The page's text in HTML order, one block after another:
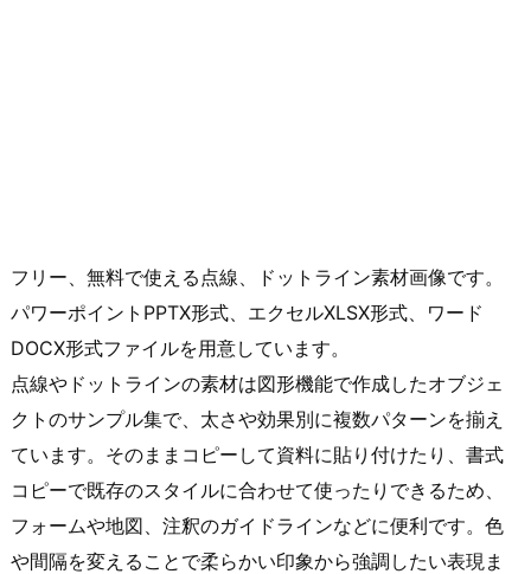
フリー、無料で使える点線、ドットライン素材画像です。
パワーポイントPPTX形式、エクセルXLSX形式、ワード
DOCX形式ファイルを用意しています。
点線やドットラインの素材は図形機能で作成したオブジェ
クトのサンプル集で、太さや効果別に複数パターンを揃え
ています。そのままコピーして資料に貼り付けたり、書式
コピーで既存のスタイルに合わせて使ったりできるため、
フォームや地図、注釈のガイドラインなどに便利です。色
や間隔を変えることで柔らかい印象から強調したい表現ま